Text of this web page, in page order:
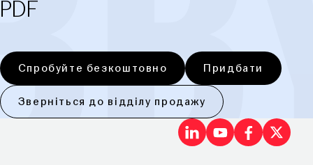
PDF
Спробуйте безкоштовно Придбати
Зверніться до відділу продажу
LinkedInX